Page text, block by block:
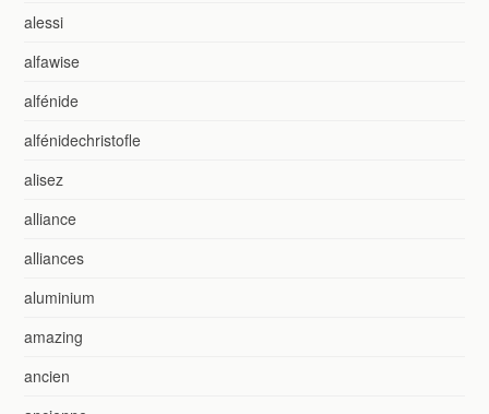
alessi
alfawise
alfénide
alfénidechristofle
alisez
alliance
alliances
aluminium
amazing
ancien